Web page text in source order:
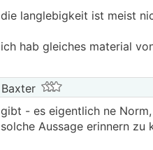
die langlebigkeit ist meist
ich hab gleiches material
Baxter
gibt - es eigentlich ne
solche Aussage erinnern zu